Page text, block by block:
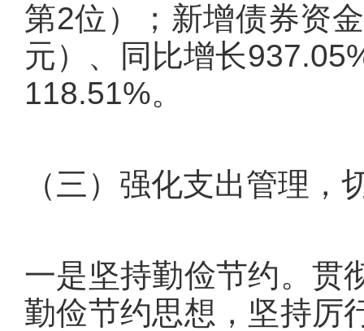
第2位）；新增债券资
元）、同比增长
118.51%。
（三）强化支出管理，
一是坚持勤俭节约。贯
勤俭节约思想，坚持厉